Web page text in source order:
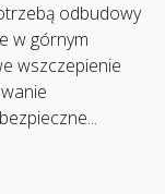
odbudowy
w górnym
wszczepienie